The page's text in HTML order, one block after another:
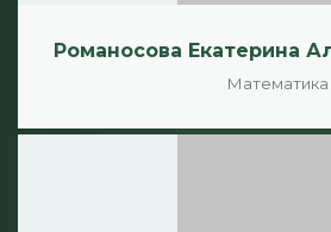
Романосова Екатерина
Математика